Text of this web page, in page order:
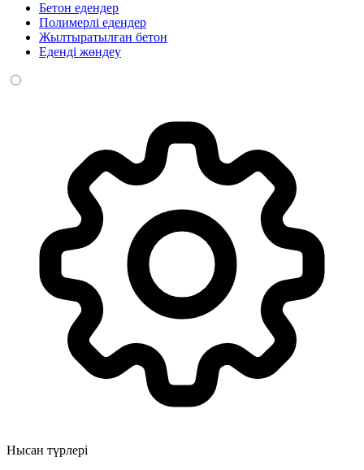
Бетон едендер
Полимерлі едендер
Жылтыратылған бетон
Еденді жөндеу
Нысан түрлері